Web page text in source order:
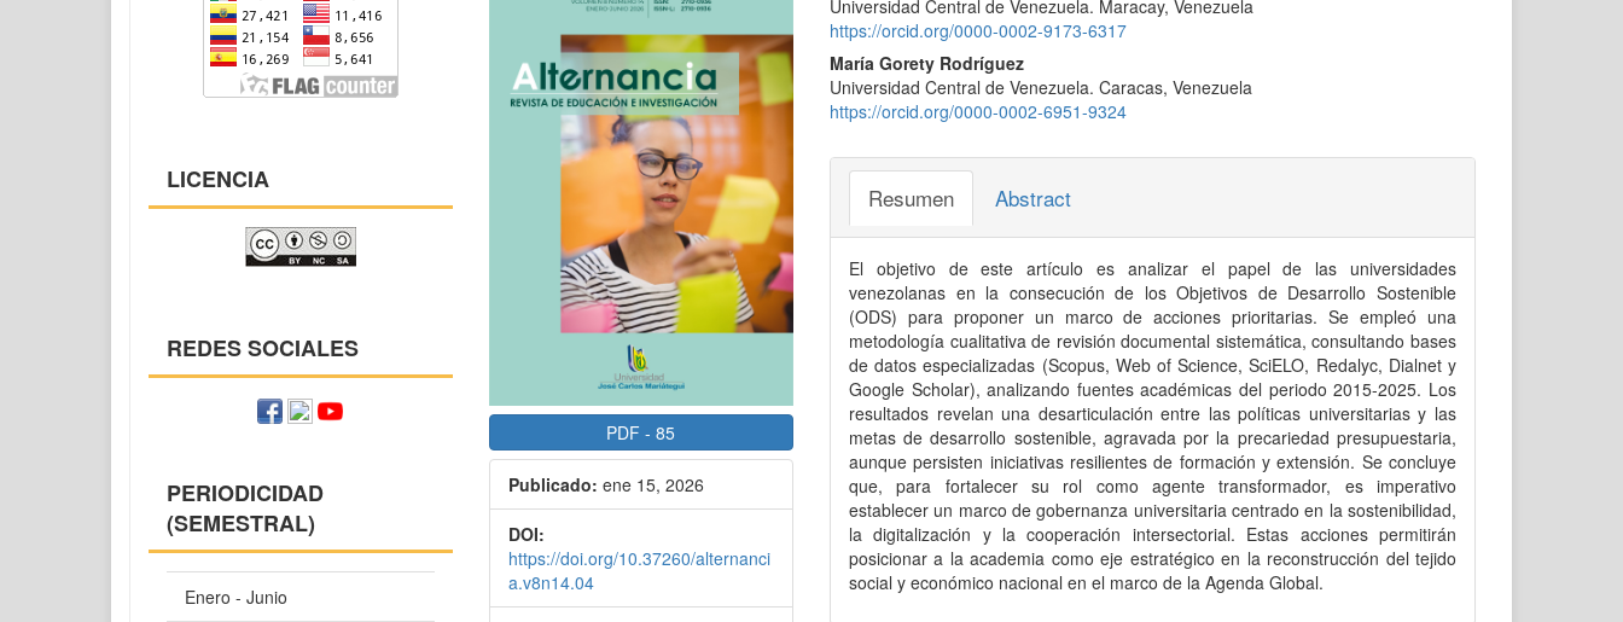
lateral
del
artículo
PDF-85
Publicado: ene 15, 2026
DOI:
https://doi.org/10.37260/alternanci
a.v8n14.04
principal
del
artículo
Universidad Central de Venezuela. Maracay, Venezuela
https://orcid.org/0000-0002-9173-6317
María Gorety Rodríguez
Universidad Central de Venezuela. Caracas, Venezuela
https://orcid.org/0000-0002-6951-9324
Resumen Abstract
El objetivo de este artículo es analizar el papel de las universidades
venezolanas en la consecución de los Objetivos de Desarrollo Sostenible
(ODS) para proponer un marco de acciones prioritarias. Se empleó una
metodología cualitativa de revisión documental sistemática, consultando bases
de datos especializadas (Scopus, Web of Science, SciELO, Redalyc, Dialnet y
Google Scholar), analizando fuentes académicas del periodo 2015-2025. Los
resultados revelan una desarticulación entre las políticas universitarias y las
metas de desarrollo sostenible, agravada por la precariedad presupuestaria,
aunque persisten iniciativas resilientes de formación y extensión. Se concluye
que, para fortalecer su rol como agente transformador, es imperativo
establecer un marco de gobernanza universitaria centrado en la sostenibilidad,
la digitalización y la cooperación intersectorial. Estas acciones permitirán
posicionar a la academia como eje estratégico en la reconstrucción del tejido
social y económico nacional en el marco de la Agenda Global.
LICENCIA
REDES SOCIALES
PERIODICIDAD
(SEMESTRAL)
Enero - Junio